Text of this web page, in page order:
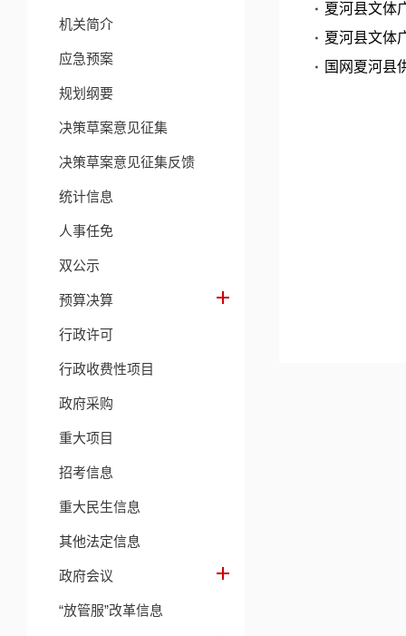
机关简介
应急预案
规划纲要
决策草案意见征集
决策草案意见征集反馈
统计信息
人事任免
双公示
预算决算
行政许可
行政收费性项目
政府采购
重大项目
招考信息
重大民生信息
其他法定信息
政府会议
“放管服”改革信息
夏河县文体
夏河县文体
国网夏河县